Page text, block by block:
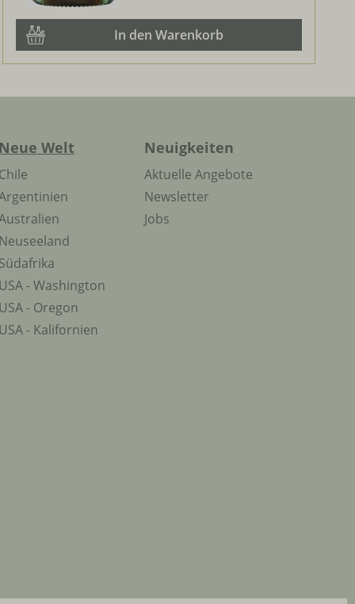
In den Warenkorb
Welt
- Washington
- Oregon
- Kalifornien
Neuigkeiten
Aktuelle Angebote
Newsletter
Jobs